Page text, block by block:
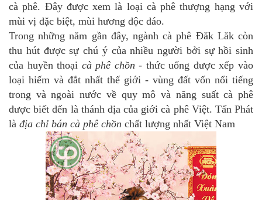
cà phê. Đây được xem là loại cà phê thượng hạng với
mùi vị đặc biệt, mùi hương độc đáo.
Trong những năm gần đây, ngành cà phê Đăk Lăk còn
thu hút được sự chú ý của nhiều người bởi sự hồi sinh
của huyền thoại cà phê chồn - thức uống được xếp vào
loại hiếm và đắt nhất thế giới - vùng đất vốn nổi tiếng
trong và ngoài nước về quy mô và năng suất cà phê
được biết đến là thánh địa của giới cà phê Việt. Tấn Phát
là địa chỉ bán cà phê chồn chất lượng nhất Việt Nam